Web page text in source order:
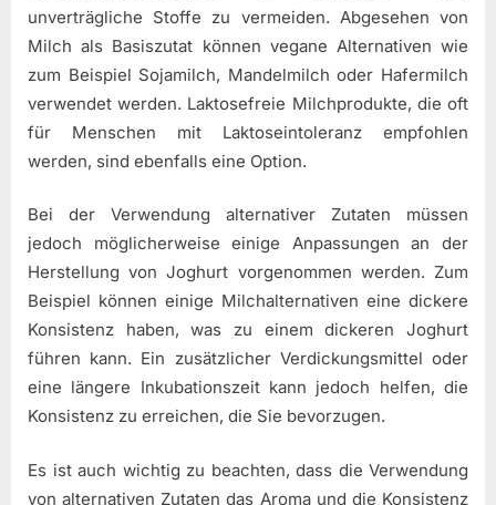
unverträgliche Stoffe zu vermeiden. Abgesehen von
Milch als Basiszutat können vegane Alternativen wie
zum Beispiel Sojamilch, Mandelmilch oder Hafermilch
verwendet werden. Laktosefreie Milchprodukte, die oft
für Menschen mit Laktoseintoleranz empfohlen
werden, sind ebenfalls eine Option.
Bei der Verwendung alternativer Zutaten müssen
jedoch möglicherweise einige Anpassungen an der
Herstellung von Joghurt vorgenommen werden. Zum
Beispiel können einige Milchalternativen eine dickere
Konsistenz haben, was zu einem dickeren Joghurt
führen kann. Ein zusätzlicher Verdickungsmittel oder
eine längere Inkubationszeit kann jedoch helfen, die
Konsistenz zu erreichen, die Sie bevorzugen.
Es ist auch wichtig zu beachten, dass die Verwendung
von alternativen Zutaten das Aroma und die Konsistenz